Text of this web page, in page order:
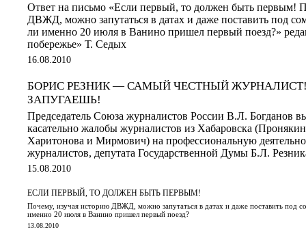
Ответ на письмо «Если первый, то должен быть первым!
ДВЖД, можно запутаться в датах и даже поставить под
ли именно 20 июля в Ванино пришел первый поезд?»
побережье» Т. Седых
16.08.2010
БОРИС РЕЗНИК — САМЫЙ ЧЕСТНЫЙ
ЗАПУГАЕШЬ!
Председатель Союза журналистов России В.Л. Богданов
касательно жалобы журналистов из Хабаровска
Харитонова и Мирмович) на профессиональную
журналистов, депутата Государственной Думы Б.Л.
15.08.2010
ЕСЛИ ПЕРВЫЙ, ТО ДОЛЖЕН БЫТЬ ПЕРВЫМ!
Почему, изучая историю ДВЖД, можно запутаться в датах и даже поставить под
именно 20 июля в Ванино пришел первый поезд?
13.08.2010